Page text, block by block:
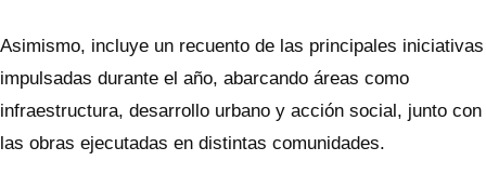
Asimismo, incluye un recuento de las principales iniciativas
impulsadas durante el año, abarcando áreas como
infraestructura, desarrollo urbano y acción social, junto con
las obras ejecutadas en distintas comunidades.